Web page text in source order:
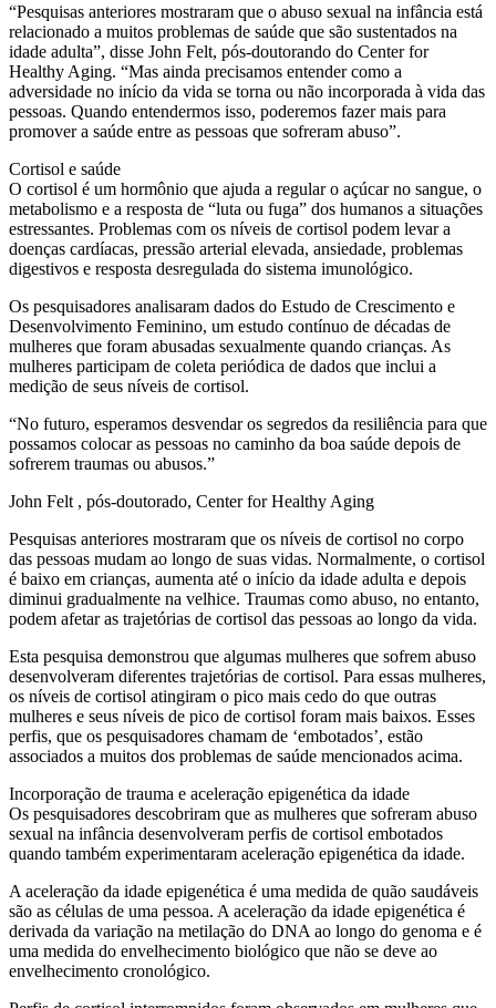
“Pesquisas anteriores mostraram que o abuso sexual na infância está
relacionado a muitos problemas de saúde que são sustentados na
idade adulta”, disse John Felt, pós-doutorando do Center for
Healthy Aging. “Mas ainda precisamos entender como a
adversidade no início da vida se torna ou não incorporada à vida das
pessoas. Quando entendermos isso, poderemos fazer mais para
promover a saúde entre as pessoas que sofreram abuso”.
Cortisol e saúde
O cortisol é um hormônio que ajuda a regular o açúcar no sangue, o
metabolismo e a resposta de “luta ou fuga” dos humanos a situações
estressantes. Problemas com os níveis de cortisol podem levar a
doenças cardíacas, pressão arterial elevada, ansiedade, problemas
digestivos e resposta desregulada do sistema imunológico.
Os pesquisadores analisaram dados do Estudo de Crescimento e
Desenvolvimento Feminino, um estudo contínuo de décadas de
mulheres que foram abusadas sexualmente quando crianças. As
mulheres participam de coleta periódica de dados que inclui a
medição de seus níveis de cortisol.
“No futuro, esperamos desvendar os segredos da resiliência para que
possamos colocar as pessoas no caminho da boa saúde depois de
sofrerem traumas ou abusos.”
John Felt , pós-doutorado, Center for Healthy Aging
Pesquisas anteriores mostraram que os níveis de cortisol no corpo
das pessoas mudam ao longo de suas vidas. Normalmente, o cortisol
é baixo em crianças, aumenta até o início da idade adulta e depois
diminui gradualmente na velhice. Traumas como abuso, no entanto,
podem afetar as trajetórias de cortisol das pessoas ao longo da vida.
Esta pesquisa demonstrou que algumas mulheres que sofrem abuso
desenvolveram diferentes trajetórias de cortisol. Para essas mulheres,
os níveis de cortisol atingiram o pico mais cedo do que outras
mulheres e seus níveis de pico de cortisol foram mais baixos. Esses
perfis, que os pesquisadores chamam de ‘embotados’, estão
associados a muitos dos problemas de saúde mencionados acima.
Incorporação de trauma e aceleração epigenética da idade
Os pesquisadores descobriram que as mulheres que sofreram abuso
sexual na infância desenvolveram perfis de cortisol embotados
quando também experimentaram aceleração epigenética da idade.
A aceleração da idade epigenética é uma medida de quão saudáveis ​​
são as células de uma pessoa. A aceleração da idade epigenética é
derivada da variação na metilação do DNA ao longo do genoma e é
uma medida do envelhecimento biológico que não se deve ao
envelhecimento cronológico.